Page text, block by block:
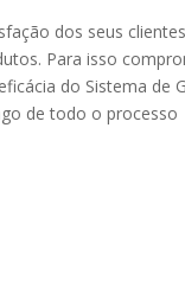
dos seus
Para isso
do Sistema de
de todo o processo